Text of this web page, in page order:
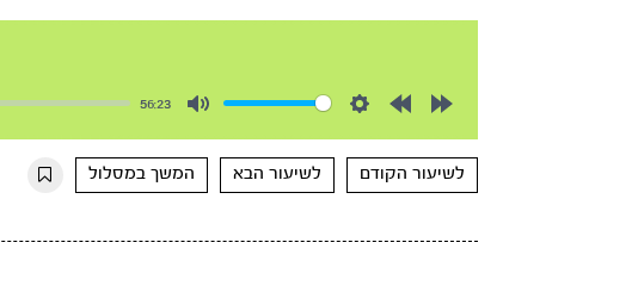
56:23
10s
10s
לשיעור הקודם
לשיעור הבא המשך במסלול